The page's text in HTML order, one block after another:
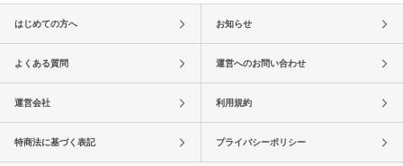
はじめての方へ お知らせ
よくある質問 運営へのお問い合わせ
運営会社 利用規約
特商法に基づく表記 プライバシーポリシー